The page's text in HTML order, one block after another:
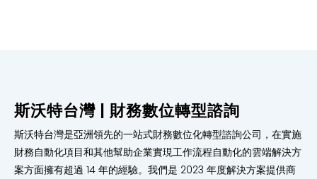
斯沃特台灣 | 財務數位轉型諮詢
斯沃特台灣是亞洲領先的一站式財務數位化轉型諮詢公司，在實施
財務自動化項目和其他幫助企業實現工作流程自動化的雲端解決方
案方面擁有超過 14 年的經驗。我們是 2023 年度解決方案提供商